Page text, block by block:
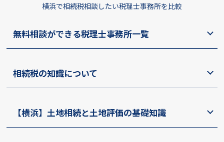
横浜で相続税相談したい税理士事務所を比較
無料相談ができる税理士事務所一覧
相続税の知識について
【横浜】土地相続と土地評価の基礎知識